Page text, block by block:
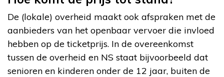
De (lokale) overheid maakt ook afspraken met de
aanbieders van het openbaar vervoer die invloed
hebben op de ticketprijs. In de overeenkomst
tussen de overheid en NS staat bijvoorbeeld dat
senioren en kinderen onder de 12 jaar, buiten de